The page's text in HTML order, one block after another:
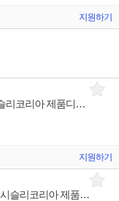
지원하기
[시슬리뷰티그룹] [ 갤러리아센터시티점 ] 시슬리코리아 제품디스플레이 매장판매사원
지원하기
[시슬리뷰티그룹] [ 롯데인천점/ 현대목동점 ] 시슬리코리아 제품디스플레이 매장판매사원